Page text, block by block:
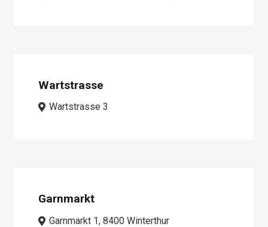
Wartstrasse
Wartstrasse 3
Garnmarkt
Garnmarkt 1, 8400 Winterthur